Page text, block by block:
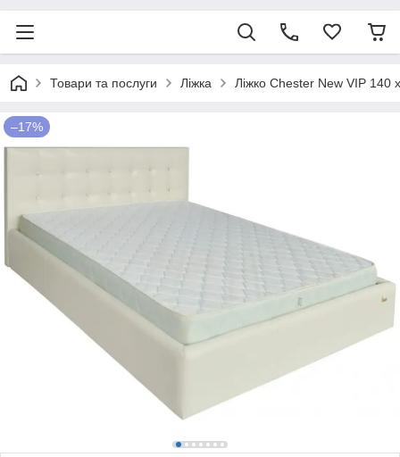
Товари та послуги Ліжка Ліжко Chester New VIP 140
–17%